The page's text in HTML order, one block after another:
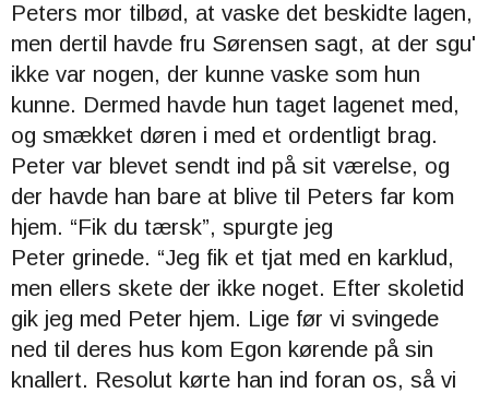
Peters mor tilbød, at vaske det beskidte lagen,
men dertil havde fru Sørensen sagt, at der sgu'
ikke var nogen, der kunne vaske som hun
kunne. Dermed havde hun taget lagenet med,
og smækket døren i med et ordentligt brag.
Peter var blevet sendt ind på sit værelse, og
der havde han bare at blive til Peters far kom
hjem. “Fik du tærsk”, spurgte jeg
Peter grinede. “Jeg fik et tjat med en karklud,
men ellers skete der ikke noget. Efter skoletid
gik jeg med Peter hjem. Lige før vi svingede
ned til deres hus kom Egon kørende på sin
knallert. Resolut kørte han ind foran os, så vi